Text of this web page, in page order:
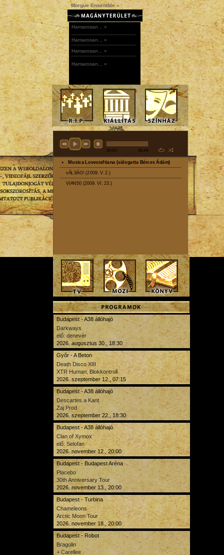
Morgue Ensemble »
Hamarosan... »
Hamarosan... »
Hamarosan... »
Hamarosan... »
Budapest - A38 állóhajó
Darkways
elő: denevér
2026. augusztus 30., 18:30
Győr - A Beton
Death Disco XIII
XTR Human, Blokkontroll
2026. szeptember 12., 07:15
Budapest - A38 állóhajó
Descartes a Kant
Zaj Prod.
2026. szeptember 22., 18:30
Budapest - A38 állóhajó
Clan of Xymox
elő: Selofan
2026. november 12., 20:00
Budapest - Budapest Aréna
Placebo
30th Anniversary Tour
2026. november 13., 20:00
Budapest - Turbina
Chameleons
Arctic Moon Tour
2026. november 18., 20:00
Budapest - Robot
Bragolin
+ Carellee